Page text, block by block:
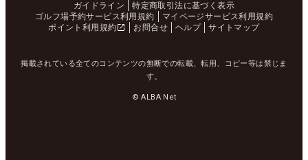
ガイドライン
特定商取引法に基づく表示
ゴルフ場予約サービス利用規約
マイページサービス利用規約
ポイント利用規約
お問合せ ヘルプ サイトマップ
掲載されている全てのコンテンツの無断での転載、転用、コピー等は禁じま
す。
© ALBA Net